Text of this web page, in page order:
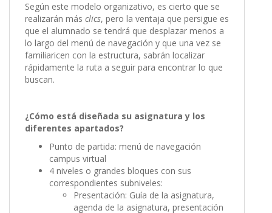
Según este modelo organizativo, es cierto que se
realizarán más clics, pero la ventaja que persigue es
que el alumnado se tendrá que desplazar menos a
lo largo del menú de navegación y que una vez se
familiaricen con la estructura, sabrán localizar
rápidamente la ruta a seguir para encontrar lo que
buscan.
¿Cómo está diseñada su asignatura y los
diferentes apartados?
Punto de partida: menú de navegación
campus virtual
4 niveles o grandes bloques con sus
correspondientes subniveles:
Presentación: Guía de la asignatura,
agenda de la asignatura, presentación